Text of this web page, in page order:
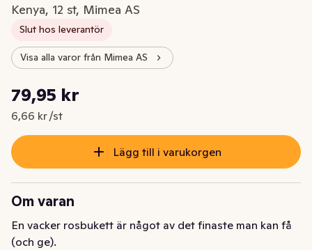
Kenya, 12 st, Mimea AS
Slut hos leverantör
Visa alla varor från Mimea AS
Nuvarande pris är: 79,95 kr
79,95 kr
6,66 kr /st
Styckpris: 6,66 kr /st
Lägg till i varukorgen
Om varan
En vacker rosbukett är något av det finaste man kan få
(och ge).